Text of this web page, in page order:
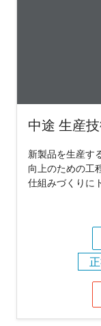
中途 生産
新製品を生産す
向上のための工
仕組みづくりに